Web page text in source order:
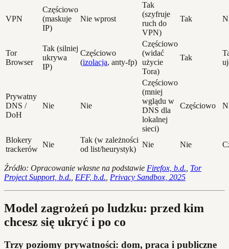
VPN
Częściowo
(maskuje
IP)
Nie wprost
Tak
(szyfruje
ruch do
VPN)
Tak
Tor
Browser
Tak (silniej
ukrywa
IP)
Częściowo
(izolacja, anty-fp)
Częściowo
(widać
użycie
Tora)
Tak
Prywatny
DNS /
DoH
Nie Nie
Częściowo
(mniej
wglądu w
DNS dla
lokalnej
sieci)
Częściowo
Blokery
trackerów
Nie
Tak (w zależności
od list/heurystyk)
Nie Nie
Źródło: Opracowanie własne na podstawie Firefox, b.d., Tor
Project Support, b.d., EFF, b.d., Privacy Sandbox, 2025
Model zagrożeń po ludzku: przed kim
chcesz się ukryć i po co
Trzy poziomy prywatności: dom, praca i publiczne